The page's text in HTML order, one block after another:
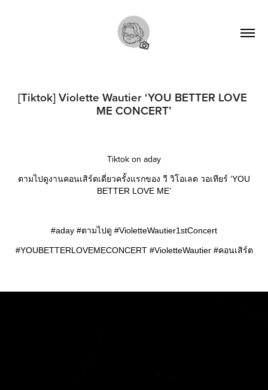
[Tiktok] Violette Wautier ‘YOU BETTER LOVE
ME CONCERT’
Tiktok on aday
ตามไปดูงานคอนเสิร์ตเดี่ยวครั้งแรกของ วี วิโอเลต วอเทียร์ ‘YOU
BETTER LOVE ME’
#aday #ตามไปดู #VioletteWautier1stConcert
#YOUBETTERLOVEMECONCERT #VioletteWautier #คอนเสิร์ต